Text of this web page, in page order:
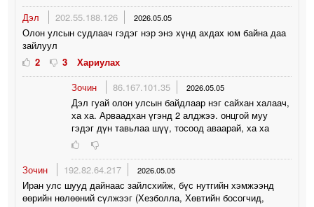
Дэл
202.55.188.126 2026.05.05
Олон улсын судлаач гэдэг нэр энэ хүнд ахдах юм байна даа
зайлуул
2
3
Хариулах
Зочин
86.167.101.35 2026.05.05
Дэл гуай олон улсын байдлаар нэг сайхан халаач,
ха ха. Арваадхан үгэнд 2 алджээ. онцгой муу
гэдэг дүн тавьлаа шүү, тосоод аваарай, ха ха
Зочин 192.82.64.217 2026.05.05
Иран улс шууд дайнаас зайлсхийж, бүс нутгийн хэмжээнд
өөрийн нөлөөний сүлжээг (Хезболла, Хөвтийн босогчид,